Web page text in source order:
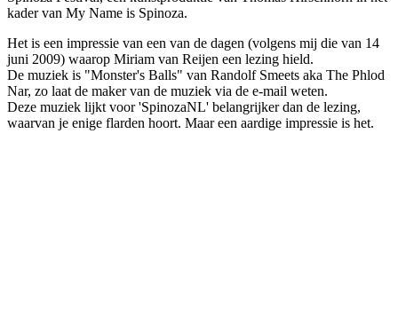
kader van My Name is Spinoza.
Het is een impressie van een van de dagen (volgens mij die van 14
juni 2009) waarop Miriam van Reijen een lezing hield.
De muziek is "Monster's Balls" van Randolf Smeets aka The Phlod
Nar, zo laat de maker van de muziek via de e-mail weten.
Deze muziek lijkt voor 'SpinozaNL' belangrijker dan de lezing,
waarvan je enige flarden hoort. Maar een aardige impressie is het.